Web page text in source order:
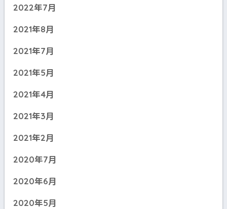
2022年7月
2021年8月
2021年7月
2021年5月
2021年4月
2021年3月
2021年2月
2020年7月
2020年6月
2020年5月